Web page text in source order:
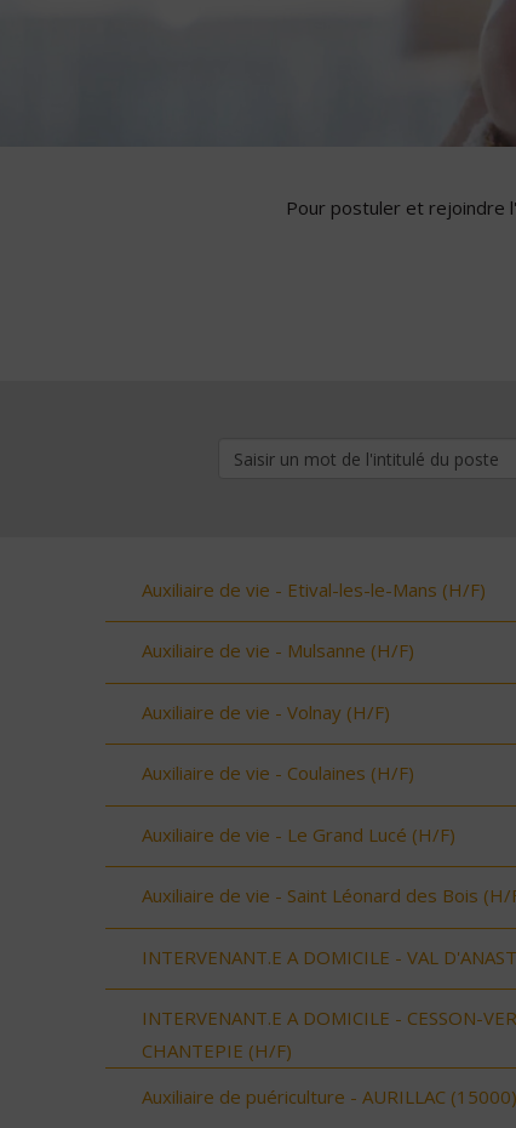
Pour postuler et rejoindre
Auxiliaire de vie - Etival-les-le-Mans (H/F)
Auxiliaire de vie - Mulsanne (H/F)
Auxiliaire de vie - Volnay (H/F)
Auxiliaire de vie - Coulaines (H/F)
Auxiliaire de vie - Le Grand Lucé (H/F)
Auxiliaire de vie - Saint Léonard des Bois (H/
INTERVENANT.E A DOMICILE - VAL
INTERVENANT.E A DOMICILE - CESSON-
CHANTEPIE (H/F)
Auxiliaire de puériculture - AURILLAC